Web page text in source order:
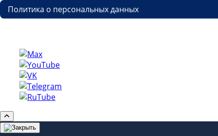
Политика о персональных данных